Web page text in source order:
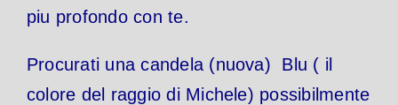
piu profondo con te.
Procurati una candela (nuova) Blu ( il
colore del raggio di Michele) possibilmente